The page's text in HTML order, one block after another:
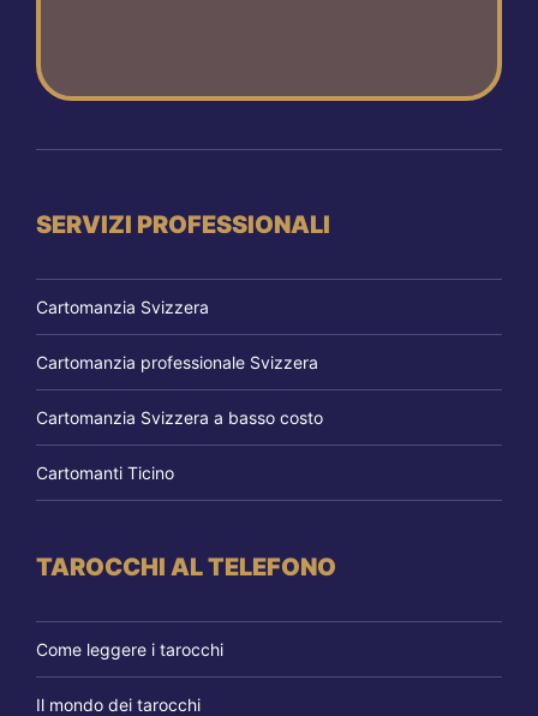
SERVIZI PROFESSIONALI
Cartomanzia Svizzera
Cartomanzia professionale Svizzera
Cartomanzia Svizzera a basso costo
Cartomanti Ticino
TAROCCHI AL TELEFONO
Come leggere i tarocchi
Il mondo dei tarocchi